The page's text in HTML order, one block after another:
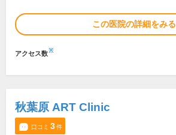
この医院の詳細をみる
アクセス数※
秋葉原 ART Clinic
口コミ 3件